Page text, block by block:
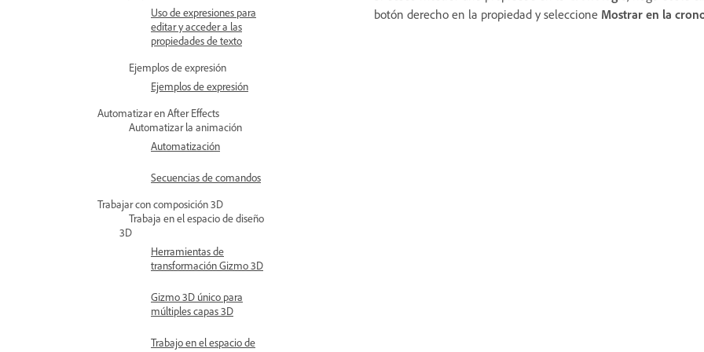
Uso de expresiones para
editar y acceder a las
propiedades de texto
Ejemplos de expresión
Ejemplos de expresión
Automatizar en After Effects
Automatizar la animación
Automatización
Secuencias de comandos
Trabajar con composición 3D
Trabaja en el espacio de diseño
3D
Herramientas de
transformación Gizmo 3D
Gizmo 3D único para
múltiples capas 3D
Trabajo en el espacio de
botón derecho en la propiedad y seleccione Mostrar en la